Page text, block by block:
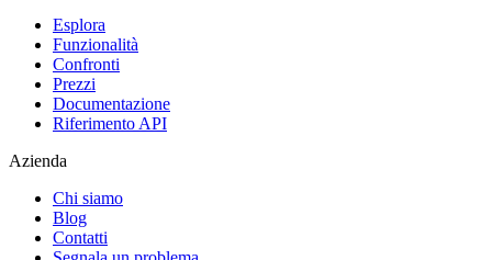
Esplora
Funzionalità
Confronti
Prezzi
Documentazione
Riferimento API
Azienda
Chi siamo
Blog
Contatti